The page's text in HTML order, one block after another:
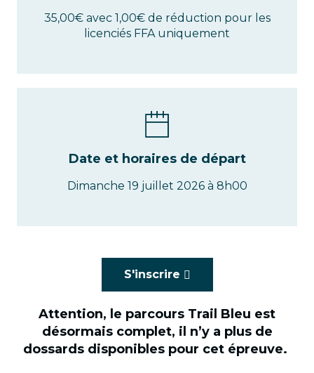
35,00€ avec 1,00€ de réduction pour les
licenciés FFA uniquement
Date et horaires de départ
Dimanche 19 juillet 2026 à 8h00
S'inscrire
Attention, le parcours Trail Bleu est
désormais complet, il n’y a plus de
dossards disponibles pour cet épreuve.